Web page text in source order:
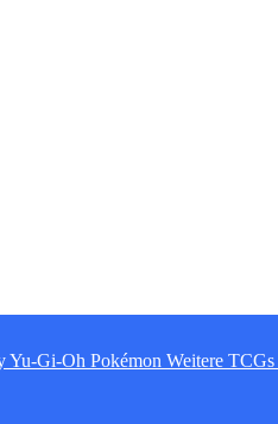
Yu-Gi-Oh Pokémon Weitere TCGs